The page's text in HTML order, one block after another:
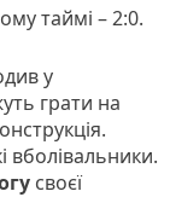
таймі – 2:0.
у
грати на
вболівальники.
своєї